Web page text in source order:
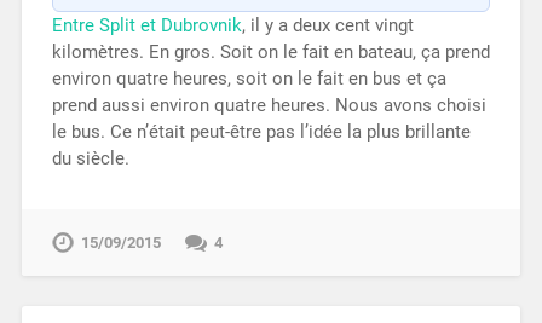
Entre Split et Dubrovnik, il y a deux cent vingt
kilomètres. En gros. Soit on le fait en bateau, ça prend
environ quatre heures, soit on le fait en bus et ça
prend aussi environ quatre heures. Nous avons choisi
le bus. Ce n’était peut-être pas l’idée la plus brillante
du siècle.
15/09/2015 4